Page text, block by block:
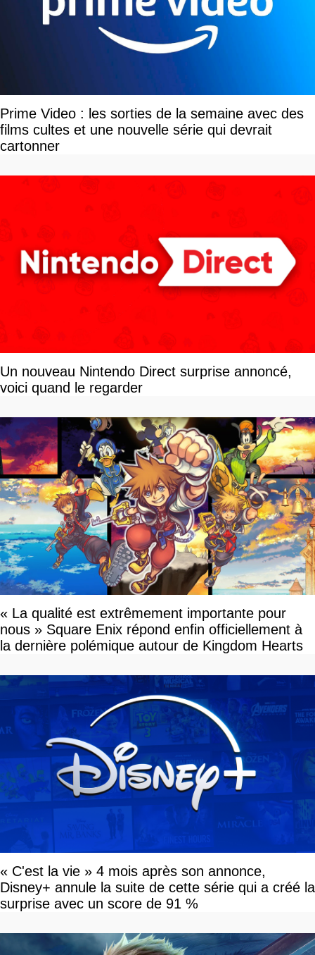
Prime Video : les sorties de la semaine avec des
films cultes et une nouvelle série qui devrait
cartonner
Un nouveau Nintendo Direct surprise annoncé,
voici quand le regarder
« La qualité est extrêmement importante pour
nous » Square Enix répond enfin officiellement à
la dernière polémique autour de Kingdom Hearts
« C'est la vie » 4 mois après son annonce,
Disney+ annule la suite de cette série qui a créé la
surprise avec un score de 91 %